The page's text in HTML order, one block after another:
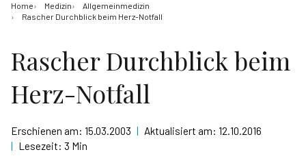
Home Medizin
Allgemeinmedizin
Rascher Durchblick beim Herz-Notfall
Rascher Durchblick beim
Herz-Notfall
Erschienen am: 15.03.2003 | Aktualisiert am: 12.10.2016
| Lesezeit: 3 Min